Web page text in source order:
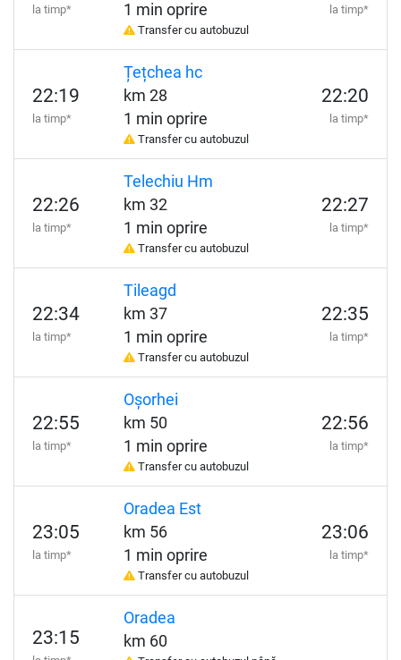
la timp*
1 min oprire
Transfer cu autobuzul
la timp*
22:19
la timp*
Țețchea hc
km 28
1 min oprire
Transfer cu autobuzul
22:20
la timp*
22:26
la timp*
Telechiu Hm
km 32
1 min oprire
Transfer cu autobuzul
22:27
la timp*
22:34
la timp*
Tileagd
km 37
1 min oprire
Transfer cu autobuzul
22:35
la timp*
22:55
la timp*
Oșorhei
km 50
1 min oprire
Transfer cu autobuzul
22:56
la timp*
23:05
la timp*
Oradea Est
km 56
1 min oprire
Transfer cu autobuzul
23:06
la timp*
23:15
Oradea
km 60